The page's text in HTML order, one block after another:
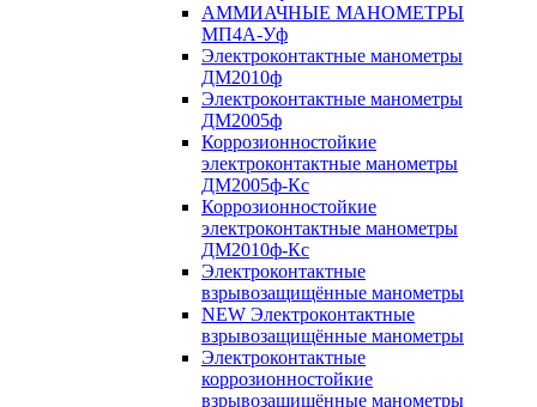
АММИАЧНЫЕ МАНОМЕТРЫ
МП4А-Уф
Электроконтактные манометры
ДМ2010ф
Электроконтактные манометры
ДМ2005ф
Коррозионностойкие
электроконтактные манометры
ДМ2005ф-Кс
Коррозионностойкие
электроконтактные манометры
ДМ2010ф-Кс
Электроконтактные
взрывозащищённые манометры
NEW Электроконтактные
взрывозащищённые манометры
Электроконтактные
коррозионностойкие
взрывозащищённые манометры